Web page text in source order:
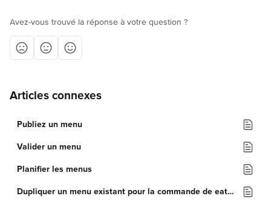
Avez-vous trouvé la réponse à votre question ?
Articles connexes
Publiez un menu
Valider un menu
Planifier les menus
Dupliquer un menu existant pour la commande de eat in